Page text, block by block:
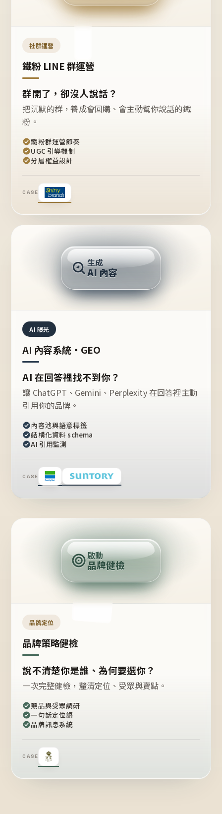
開團
嗎？
社群運營
鐵粉 LINE 群運營
群開了，卻沒人說話？
把沉默的群，養成會回購、會主動幫你說話的鐵
粉。
鐵粉群運營節奏
UGC 引導機制
分層權益設計
CASE
推薦的台灣品牌？
生成
AI 內容
AI 曝光
AI 內容系統・GEO
AI 在回答裡找不到你？
讓 ChatGPT、Gemini、Perplexity 在回答裡主動
引用你的品牌。
內容池與語意標籤
結構化資料 schema
AI 引用監測
CASE
定
位
點
啟動
品牌健檢
品牌定位
品牌策略健檢
說不清楚你是誰、為何要選你？
一次完整健檢，釐清定位、受眾與賣點。
競品與受眾調研
一句話定位語
品牌訊息系統
CASE